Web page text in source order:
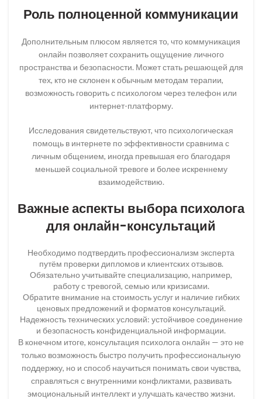
Роль полноценной коммуникации
Дополнительным плюсом является то, что коммуникация
онлайн позволяет сохранить ощущение личного
пространства и безопасности. Может стать решающей для
тех, кто не склонен к обычным методам терапии,
возможность говорить с психологом через телефон или
интернет-платформу.
Исследования свидетельствуют, что психологическая
помощь в интернете по эффективности сравнима с
личным общением, иногда превышая его благодаря
меньшей социальной тревоге и более искреннему
взаимодействию.
Важные аспекты выбора психолога
для онлайн-консультаций
Необходимо подтвердить профессионализм эксперта
путём проверки дипломов и клиентских отзывов.
Обязательно учитывайте специализацию, например,
работу с тревогой, семью или кризисами.
Обратите внимание на стоимость услуг и наличие гибких
ценовых предложений и форматов консультаций.
Надежность технических условий: устойчивое соединение
и безопасность конфиденциальной информации.
В конечном итоге, консультация психолога онлайн — это не
только возможность быстро получить профессиональную
поддержку, но и способ научиться понимать свои чувства,
справляться с внутренними конфликтами, развивать
эмоциональный интеллект и улучшать качество жизни.